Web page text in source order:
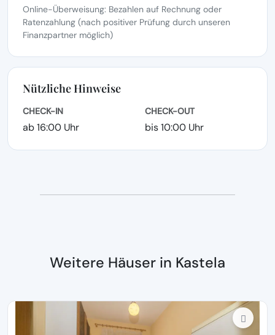
Online-Überweisung: Bezahlen auf Rechnung oder
Ratenzahlung (nach positiver Prüfung durch unseren
Finanzpartner möglich)
Nützliche Hinweise
CHECK-IN
ab 16:00 Uhr
CHECK-OUT
bis 10:00 Uhr
Weitere Häuser in Kastela